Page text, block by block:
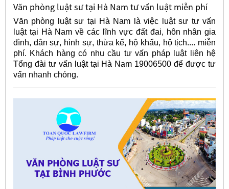
Văn phòng luật sư tại Hà Nam tư vấn luật miễn phí
Văn phòng luật sư tại Hà Nam là việc luật sư tư vấn
luật tại Hà Nam về các lĩnh vực đất đai, hôn nhân gia
đình, dân sự, hình sự, thừa kế, hộ khẩu, hộ tịch.... miễn
phí. Khách hàng có nhu cầu tư vấn pháp luật liên hệ
Tổng đài tư vấn luật tại Hà Nam 19006500 để được tư
vấn nhanh chóng.